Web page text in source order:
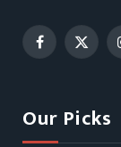
Facebook
X
Our Picks